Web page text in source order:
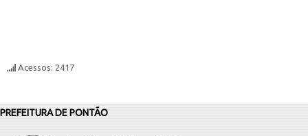
Acessos: 2417
PREFEITURA DE PONTÃO